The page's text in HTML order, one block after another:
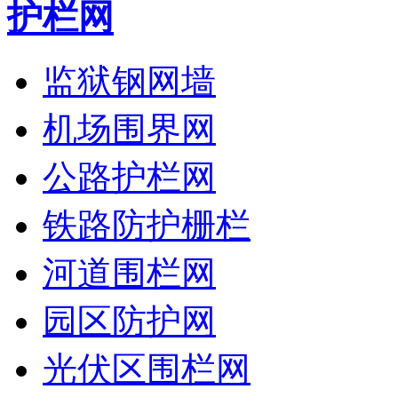
护栏网
监狱钢网墙
机场围界网
公路护栏网
铁路防护栅栏
河道围栏网
园区防护网
光伏区围栏网